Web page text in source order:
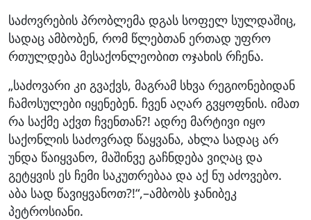
საძოვრების პრობლემა დგას სოფელ სულდაშიც,
სადაც ამბობენ, რომ წლებთან ერთად უფრო
რთულდება მესაქონლეობით ოჯახის რჩენა.
„საძოვარი კი გვაქვს, მაგრამ სხვა რეგიონებიდან
ჩამოსულები იყენებენ. ჩვენ აღარ გვყოფნის. იმათ
რა საქმე აქვთ ჩვენთან?! ადრე მარტივი იყო
საქონლის საძოვრად წაყვანა, ახლა სადაც არ
უნდა წაიყვანო, მაშინვე გაჩნდება ვიღაც და
გეტყვის ეს ჩემი საკუთრებაა და აქ ნუ აძოვებო.
აბა სად წავიყვანოთ?!“,–ამბობს ჯანიბეკ
პეტროსიანი.